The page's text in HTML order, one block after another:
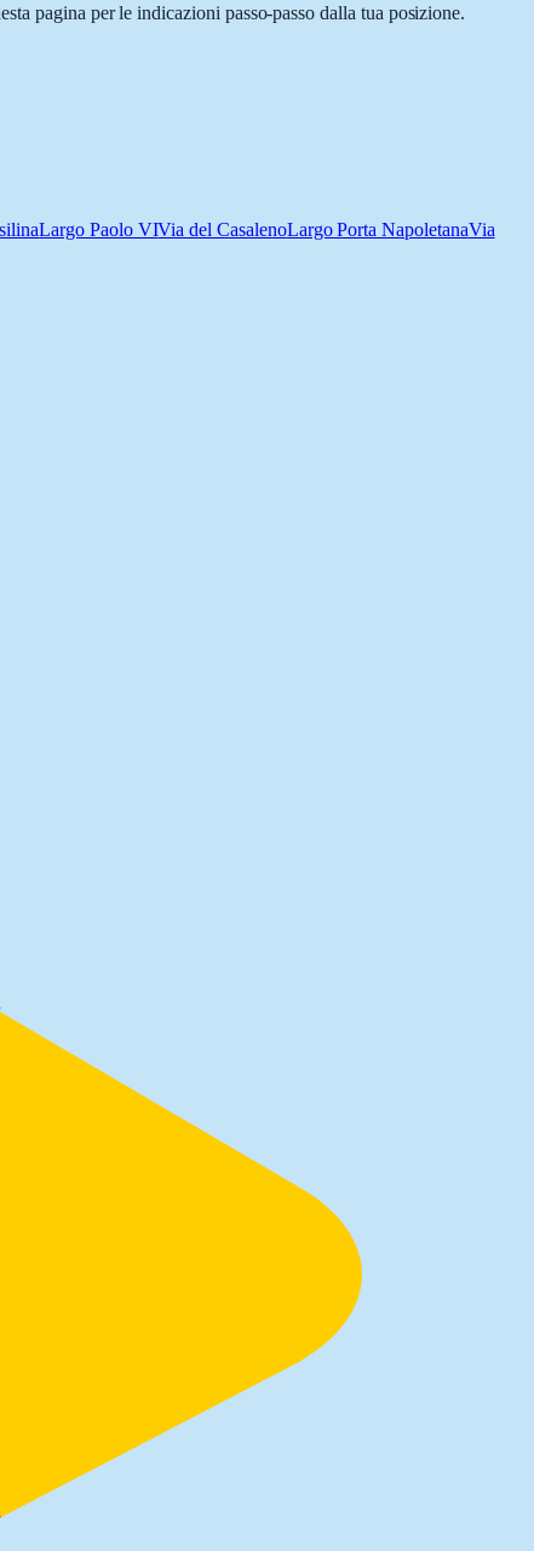
pagina per le indicazioni passo-passo dalla tua posizione.
Largo Paolo VIVia del CasalenoLargo Porta NapoletanaVia